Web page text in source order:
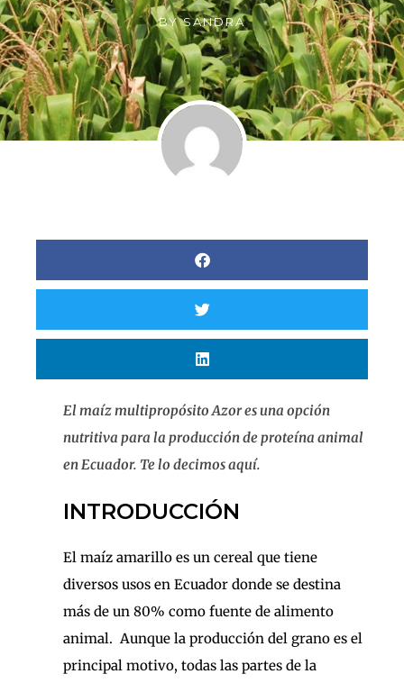
BYSANDRA
El maíz multipropósito Azor es una opción
nutritiva para la producción de proteína animal
en Ecuador. Te lo decimos aquí.
INTRODUCCIÓN
El maíz amarillo es un cereal que tiene
diversos usos en Ecuador donde se destina
más de un 80% como fuente de alimento
animal. Aunque la producción del grano es el
principal motivo, todas las partes de la